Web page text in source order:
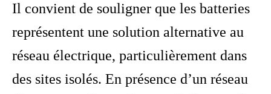
Il convient de souligner que les batteries
représentent une solution alternative au
réseau électrique, particulièrement dans
des sites isolés. En présence d’un réseau